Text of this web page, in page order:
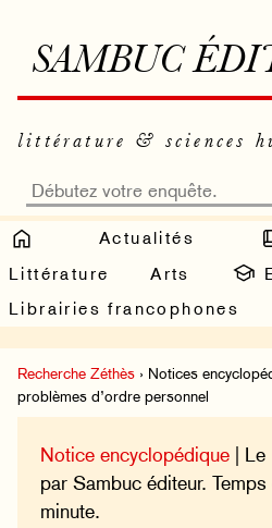
SAMBUC
littérature & sciences
Actualités
Littérature
Arts
Librairies francophones
Recherche Zéthès › Notices
problèmes d’ordre personnel
Notice encyclopédique | Le
par Sambuc éditeur.
minute.